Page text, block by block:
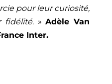
pour leur curiosité,
fidélité. »Adèle Van
Inter.